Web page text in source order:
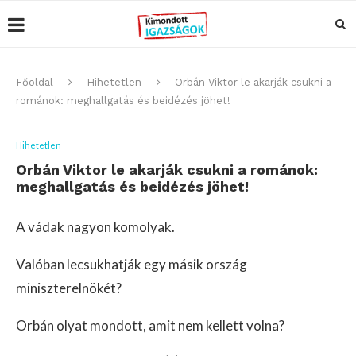
Főoldal Hihetetlen
Orbán Viktor le akarják csukni a
románok: meghallgatás és beidézés jöhet!
Hihetetlen
Orbán Viktor le akarják csukni a románok:
meghallgatás és beidézés jöhet!
A vádak nagyon komolyak.
Valóban lecsukhatják egy másik ország
miniszterelnökét?
Orbán olyat mondott, amit nem kellett volna?